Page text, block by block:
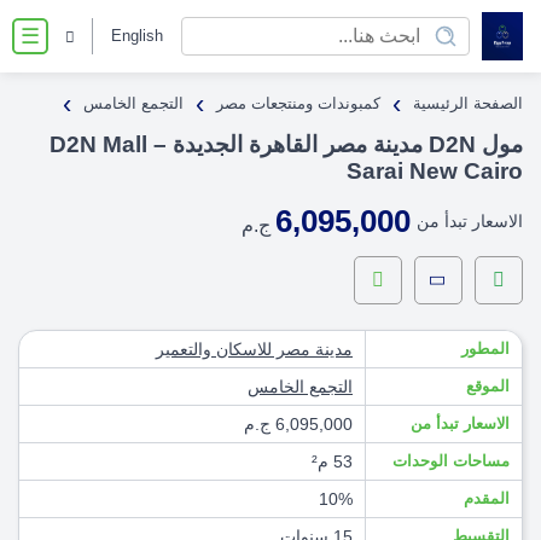
☰ English
الصفحة الرئيسية › كمبوندات ومنتجعات مصر › التجمع الخامس ›
مول D2N مدينة مصر القاهرة الجديدة – D2N Mall
Sarai New Cairo
الاسعار تبدأ من 6,095,000 ج.م
المطور مدينة مصر للاسكان والتعمير
الموقع التجمع الخامس
الاسعار تبدأ من 6,095,000 ج.م
مساحات الوحدات 53 م²
المقدم 10%
التقسيط